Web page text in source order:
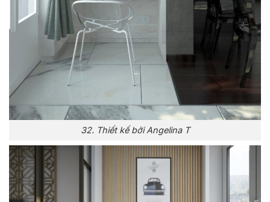
32. Thiết kế bởi Angelina T